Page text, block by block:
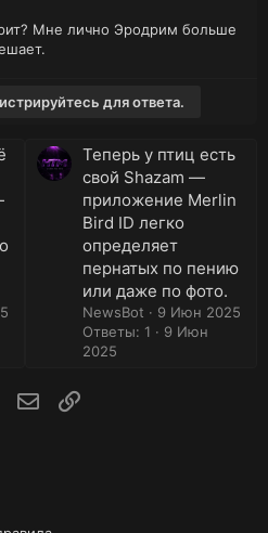
Мне лично Эродрим больше
для ответа.
Теперь у птиц есть
свой Shazam —
приложение Merlin
Bird ID легко
определяет
пернатых по пению
или даже по фото.
NewsBot
9 Июн 2025
Ответы: 1
9 Июн
2025
WhatsApp
E-mail